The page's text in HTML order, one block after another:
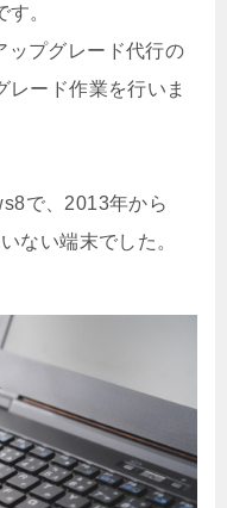
。
ップグレード代行の
レード作業を行いま
で、2013年から
ない端末でした。